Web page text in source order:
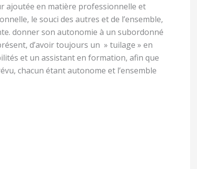
ajoutée en matière professionnelle et
le souci des autres et de l’ensemble,
donner son autonomie à un subordonné
d’avoir toujours un » tuilage » en
et un assistant en formation, afin que
chacun étant autonome et l’ensemble